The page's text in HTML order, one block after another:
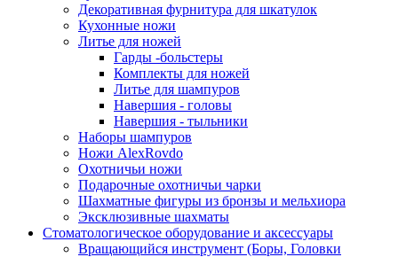
Декоративная фурнитура для шкатулок
Кухонные ножи
Литье для ножей
Гарды -больстеры
Комплекты для ножей
Литье для шампуров
Навершия - головы
Навершия - тыльники
Наборы шампуров
Ножи AlexRovdo
Охотничьи ножи
Подарочные охотничьи чарки
Шахматные фигуры из бронзы и мельхиора
Эксклюзивные шахматы
Стоматологическое оборудование и аксессуары
Вращающийся инструмент (Боры, Головки